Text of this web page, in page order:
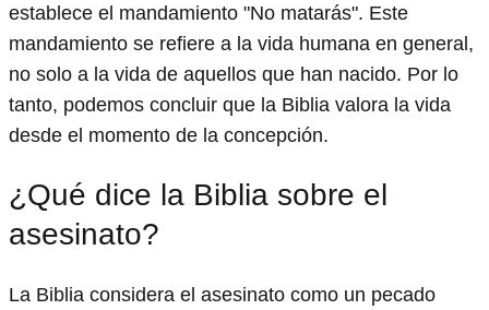
establece el mandamiento "No matarás". Este
mandamiento se refiere a la vida humana en general,
no solo a la vida de aquellos que han nacido. Por lo
tanto, podemos concluir que la Biblia valora la vida
desde el momento de la concepción.
¿Qué dice la Biblia sobre el
asesinato?
La Biblia considera el asesinato como un pecado